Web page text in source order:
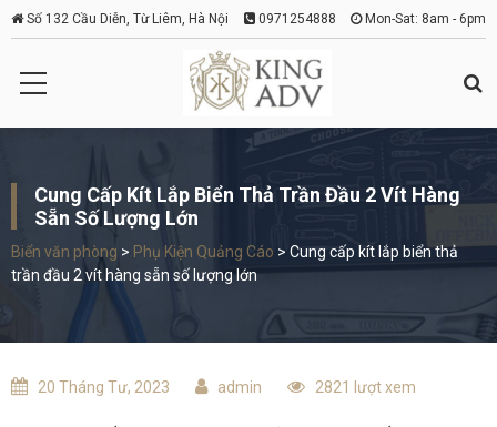
Số 132 Cầu Diễn, Từ Liêm, Hà Nội 0971254888 Mon-Sat: 8am - 6pm
Cung Cấp Kít Lắp Biển Thả Trần Đầu 2 Vít Hàng
Sẵn Số Lượng Lớn
Biển văn phòng > Phụ Kiện Quảng Cáo > Cung cấp kít lắp biển thả
trần đầu 2 vít hàng sẵn số lượng lớn
20 Tháng Tư, 2023 admin 2821 lượt xem